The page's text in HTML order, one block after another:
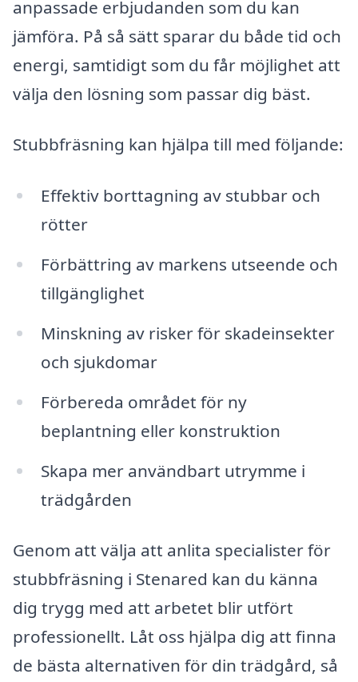
anpassade erbjudanden som du kan
jämföra. På så sätt sparar du både tid och
energi, samtidigt som du får möjlighet att
välja den lösning som passar dig bäst.
Stubbfräsning kan hjälpa till med följande:
Effektiv borttagning av stubbar och
rötter
Förbättring av markens utseende och
tillgänglighet
Minskning av risker för skadeinsekter
och sjukdomar
Förbereda området för ny
beplantning eller konstruktion
Skapa mer användbart utrymme i
trädgården
Genom att välja att anlita specialister för
stubbfräsning i Stenared kan du känna
dig trygg med att arbetet blir utfört
professionellt. Låt oss hjälpa dig att finna
de bästa alternativen för din trädgård, så